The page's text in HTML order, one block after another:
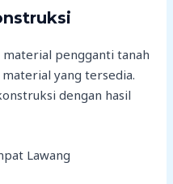
pengganti tanah
yang tersedia.
dengan hasil